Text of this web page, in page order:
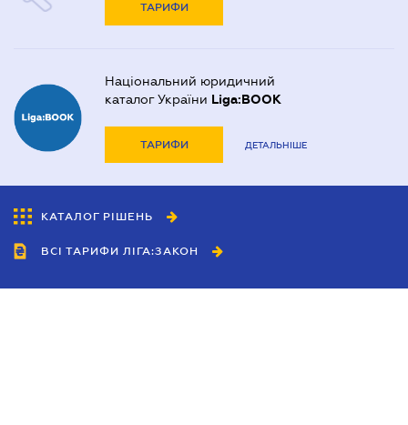
ТАРИФИ
Національний юридичний
каталог України Liga:BOOK
ТАРИФИ ДЕТАЛЬНІШЕ
КАТАЛОГ РІШЕНЬ
ВСІ ТАРИФИ ЛІГА:ЗАКОН